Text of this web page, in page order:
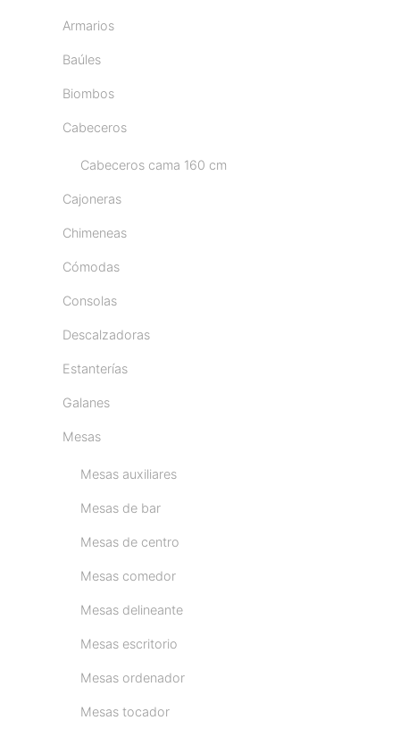
Armarios
Baúles
Biombos
Cabeceros
Cabeceros cama 160 cm
Cajoneras
Chimeneas
Cómodas
Consolas
Descalzadoras
Estanterías
Galanes
Mesas
Mesas auxiliares
Mesas de bar
Mesas de centro
Mesas comedor
Mesas delineante
Mesas escritorio
Mesas ordenador
Mesas tocador